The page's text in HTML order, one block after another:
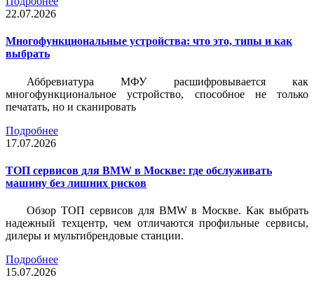
22.07.2026
Многофункциональные устройства: что это, типы и как
выбрать
Аббревиатура МФУ расшифровывается как
многофункциональное устройство, способное не только
печатать, но и сканировать
Подробнее
17.07.2026
ТОП сервисов для BMW в Москве: где обслуживать
машину без лишних рисков
Обзор ТОП сервисов для BMW в Москве. Как выбрать
надежный техцентр, чем отличаются профильные сервисы,
дилеры и мультибрендовые станции.
Подробнее
15.07.2026